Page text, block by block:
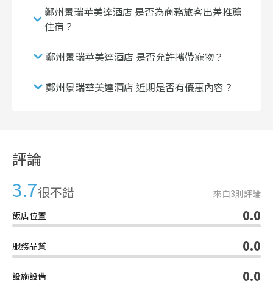
鄭州景瑞華美達酒店 是否為商務旅客出差推薦
住宿？
鄭州景瑞華美達酒店 是否允許攜帶寵物？
鄭州景瑞華美達酒店 近期是否有優惠內容？
評論
3.7很不錯 來自3則評論
飯店位置
0.0
服務品質 0.0
設施設備 0.0